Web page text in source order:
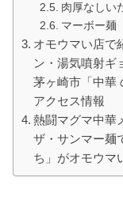
肉厚なしい
マーボー麺
オモウマい店で
ン・湯気噴射ギ
茅ヶ崎市「中華
アクセス情報
熱闘マグマ中華
ザ・サンマー麺
ち」がオモウマ